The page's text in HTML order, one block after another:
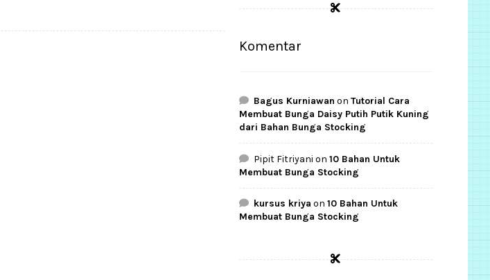
Rp22.500.Rp18.000.
Komentar
Bagus Kurniawan onTutorial Cara
Membuat Bunga Daisy Putih Putik Kuning
dari Bahan Bunga Stocking
Pipit Fitriyani on10 Bahan Untuk
Membuat Bunga Stocking
kursus kriya on10 Bahan Untuk
Membuat Bunga Stocking